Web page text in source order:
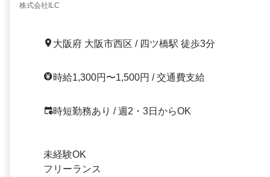
株式会社ILC
大阪府 大阪市西区 / 四ツ橋駅 徒歩3分
時給1,300円〜1,500円 / 交通費支給
時短勤務あり / 週2・3日からOK
未経験OK
フリーランス